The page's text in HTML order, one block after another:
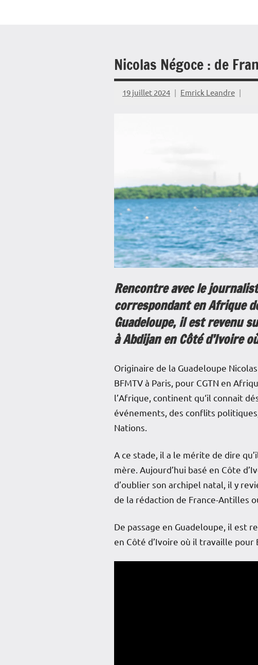
Nicolas Négoce : de
19 juillet 2024 Emrick Leandre
Rencontre avec le
correspondant en Afrique
Guadeloupe, il est revenu
à Abdijan en Côté d’Ivoire
Originaire de la Guadeloupe
BFMTV à Paris, pour CGTN en
l’Afrique, continent qu‘il connait
événements, des conflits
Nations.
A ce stade, il a le mérite de dire
mère. Aujourd’hui basé en Côte
d’oublier son archipel natal, il y
de la rédaction de France-Antilles
De passage en Guadeloupe, il est
en Côté d’Ivoire où il travaille pour